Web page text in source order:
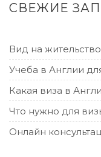
СВЕЖИЕ
Вид на
Учеба в Англии
Какая виза в
Что нужно для
Онлайн